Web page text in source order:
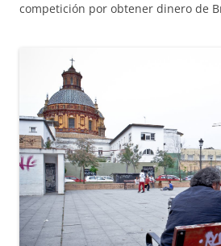
competición por obtener dinero de